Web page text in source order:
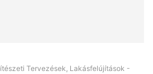
Tervezések, Lakásfelújítások -